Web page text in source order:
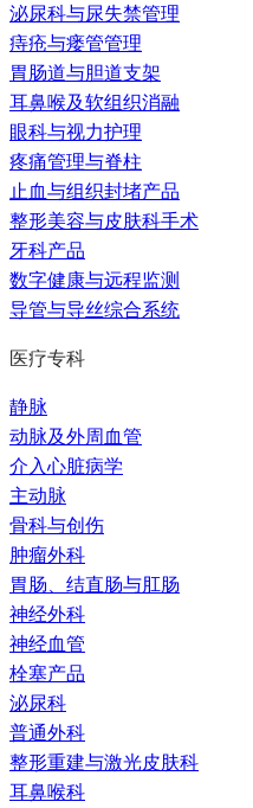
泌尿科与尿失禁管理
痔疮与瘘管管理
胃肠道与胆道支架
耳鼻喉及软组织消融
眼科与视力护理
疼痛管理与脊柱
止血与组织封堵产品
整形美容与皮肤科手术
牙科产品
数字健康与远程监测
导管与导丝综合系统
医疗专科
静脉
动脉及外周血管
介入心脏病学
主动脉
骨科与创伤
肿瘤外科
胃肠、结直肠与肛肠
神经外科
神经血管
栓塞产品
泌尿科
普通外科
整形重建与激光皮肤科
耳鼻喉科